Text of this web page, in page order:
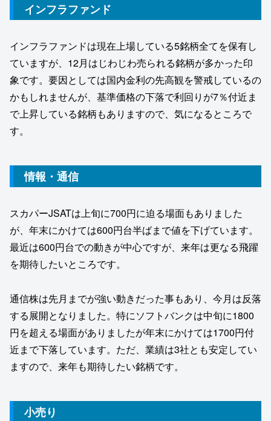
インフラファンド
インフラファンドは現在上場している5銘柄全てを保有し
ていますが、12月はじわじわ売られる銘柄が多かった印
象です。要因としては国内金利の先高観を警戒しているの
かもしれませんが、基準価格の下落で利回りが7％付近ま
で上昇している銘柄もありますので、気になるところで
す。
情報・通信
スカパーJSATは上旬に700円に迫る場面もありました
が、年末にかけては600円台半ばまで値を下げています。
最近は600円台での動きが中心ですが、来年は更なる飛躍
を期待したいところです。
通信株は先月までが強い動きだった事もあり、今月は反落
する展開となりました。特にソフトバンクは中旬に1800
円を超える場面がありましたが年末にかけては1700円付
近まで下落しています。ただ、業績は3社とも安定してい
ますので、来年も期待したい銘柄です。
小売り